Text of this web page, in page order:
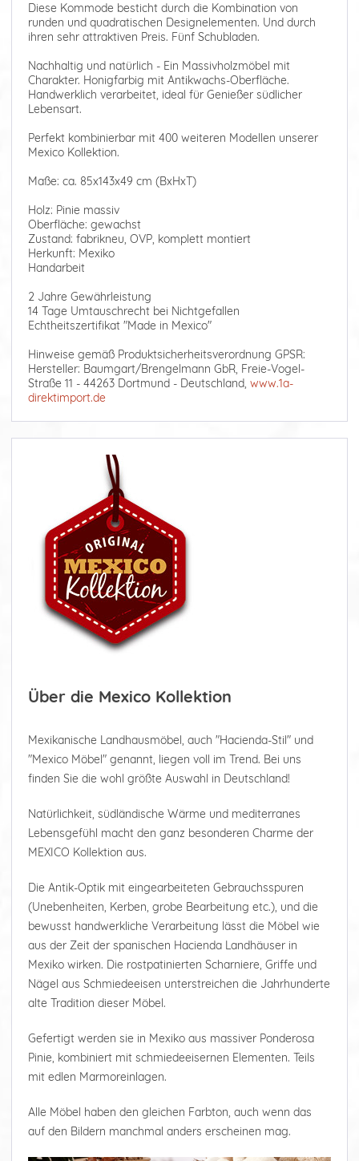
Diese Kommode besticht durch die Kombination von
runden und quadratischen Designelementen. Und durch
ihren sehr attraktiven Preis. Fünf Schubladen.
Nachhaltig und natürlich - Ein Massivholzmöbel mit
Charakter. Honigfarbig mit Antikwachs-Oberfläche.
Handwerklich verarbeitet, ideal für Genießer südlicher
Lebensart.
Perfekt kombinierbar mit 400 weiteren Modellen unserer
Mexico Kollektion.
Maße: ca. 85x143x49 cm (BxHxT)
Holz: Pinie massiv
Oberfläche: gewachst
Zustand: fabrikneu, OVP, komplett montiert
Herkunft: Mexiko
Handarbeit
2 Jahre Gewährleistung
14 Tage Umtauschrecht bei Nichtgefallen
Echtheitszertifikat "Made in Mexico"
Hinweise gemäß Produktsicherheitsverordnung GPSR:
Hersteller: Baumgart/Brengelmann GbR, Freie-Vogel-
Straße 11 - 44263 Dortmund - Deutschland, www.1a-
direktimport.de
Über die Mexico Kollektion
Mexikanische Landhausmöbel, auch "Hacienda-Stil" und
"Mexico Möbel" genannt, liegen voll im Trend. Bei uns
finden Sie die wohl größte Auswahl in Deutschland!
Natürlichkeit, südländische Wärme und mediterranes
Lebensgefühl macht den ganz besonderen Charme der
MEXICO Kollektion aus.
Die Antik-Optik mit eingearbeiteten Gebrauchsspuren
(Unebenheiten, Kerben, grobe Bearbeitung etc.), und die
bewusst handwerkliche Verarbeitung lässt die Möbel wie
aus der Zeit der spanischen Hacienda Landhäuser in
Mexiko wirken. Die rostpatinierten Scharniere, Griffe und
Nägel aus Schmiedeeisen unterstreichen die Jahrhunderte
alte Tradition dieser Möbel.
Gefertigt werden sie in Mexiko aus massiver Ponderosa
Pinie, kombiniert mit schmiedeeisernen Elementen. Teils
mit edlen Marmoreinlagen.
Alle Möbel haben den gleichen Farbton, auch wenn das
auf den Bildern manchmal anders erscheinen mag.